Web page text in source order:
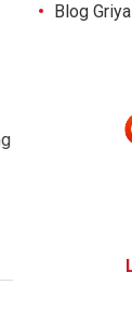
Blog Griya